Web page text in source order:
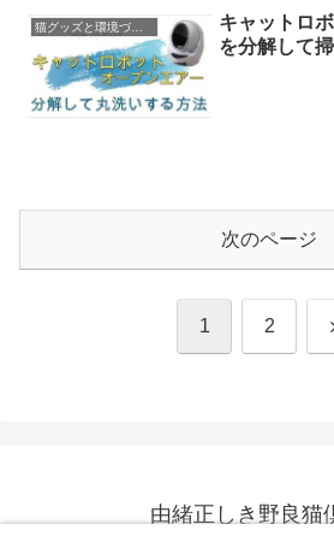
猫グッズと環境づくり
キャットロ
を分解して
次のページ
1 2
由緒正しき野良猫